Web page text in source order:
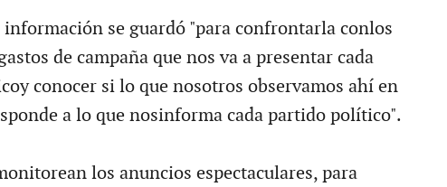
se guardó "para confrontarla conlos
de campaña que nos va a presentar cada
conocer si lo que nosotros observamos ahí en
a lo que nosinforma cada partido político".
los anuncios espectaculares, para